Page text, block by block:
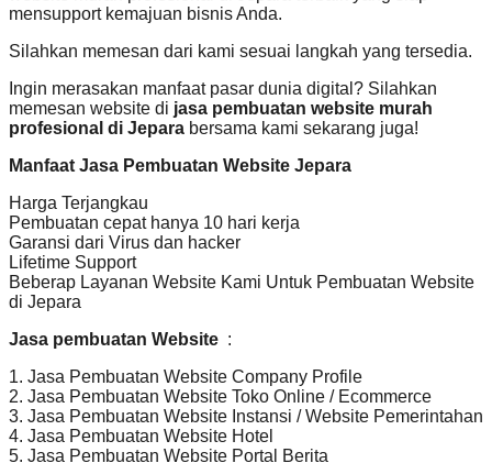
mensupport kemajuan bisnis Anda.
Silahkan memesan dari kami sesuai langkah yang tersedia.
Ingin merasakan manfaat pasar dunia digital? Silahkan
memesan website di jasa pembuatan website murah
profesional di Jepara bersama kami sekarang juga!
Manfaat Jasa Pembuatan Website Jepara
Harga Terjangkau
Pembuatan cepat hanya 10 hari kerja
Garansi dari Virus dan hacker
Lifetime Support
Beberap Layanan Website Kami Untuk Pembuatan Website
di Jepara
Jasa pembuatan Website :
1. Jasa Pembuatan Website Company Profile
2. Jasa Pembuatan Website Toko Online / Ecommerce
3. Jasa Pembuatan Website Instansi / Website Pemerintahan
4. Jasa Pembuatan Website Hotel
5. Jasa Pembuatan Website Portal Berita